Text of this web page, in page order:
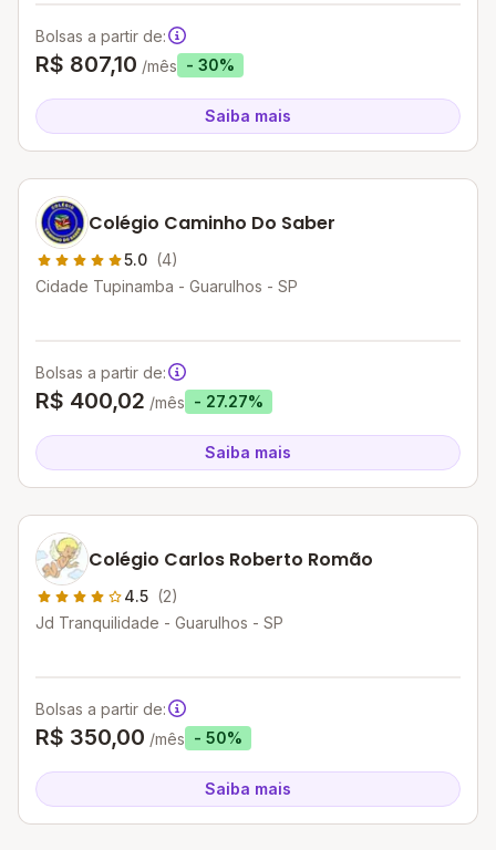
Bolsas a partir de:
R$ 807,10 /mês - 30%
Saiba mais
Colégio Caminho Do Saber
5.0 (4)
Cidade Tupinamba - Guarulhos - SP
Bolsas a partir de:
R$ 400,02 /mês - 27.27%
Saiba mais
Colégio Carlos Roberto Romão
4.5 (2)
Jd Tranquilidade - Guarulhos - SP
Bolsas a partir de:
R$ 350,00 /mês - 50%
Saiba mais